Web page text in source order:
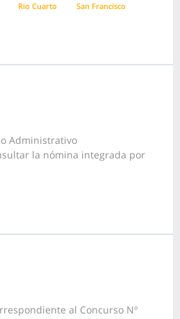
Rio Cuarto San Francisco
Administrativo
la nómina integrada por
al Concurso Nº